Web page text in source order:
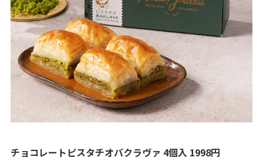
チョコレートピスタチオバクラヴァ 4個入 1998円